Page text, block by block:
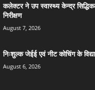
कलेक्टर ने उप स्वास्थ्य केन्द्र
निरीक्षण
August 7, 2026
निःशुल्क जेईई एवं नीट कोचिंग के
August 6, 2026